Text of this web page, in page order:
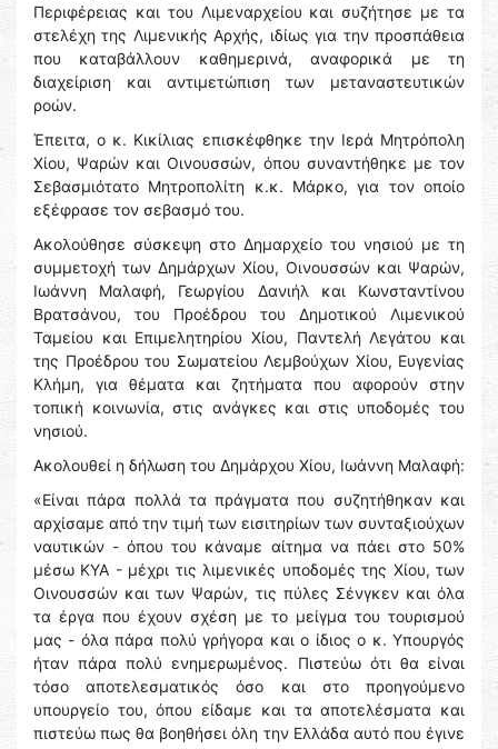
Περιφέρειας και του Λιμεναρχείου και συζήτησε με τα
στελέχη της Λιμενικής Αρχής, ιδίως για την προσπάθεια
που καταβάλλουν καθημερινά, αναφορικά με τη
διαχείριση και αντιμετώπιση των μεταναστευτικών
ροών.
Έπειτα, ο κ. Κικίλιας επισκέφθηκε την Ιερά Μητρόπολη
Χίου, Ψαρών και Οινουσσών, όπου συναντήθηκε με τον
Σεβασμιότατο Μητροπολίτη κ.κ. Μάρκο, για τον οποίο
εξέφρασε τον σεβασμό του.
Ακολούθησε σύσκεψη στο Δημαρχείο του νησιού με τη
συμμετοχή των Δημάρχων Χίου, Οινουσσών και Ψαρών,
Ιωάννη Μαλαφή, Γεωργίου Δανιήλ και Κωνσταντίνου
Βρατσάνου, του Προέδρου του Δημοτικού Λιμενικού
Ταμείου και Επιμελητηρίου Χίου, Παντελή Λεγάτου και
της Προέδρου του Σωματείου Λεμβούχων Χίου, Ευγενίας
Κλήμη, για θέματα και ζητήματα που αφορούν στην
τοπική κοινωνία, στις ανάγκες και στις υποδομές του
νησιού.
Ακολουθεί η δήλωση του Δημάρχου Χίου, Ιωάννη Μαλαφή:
«Είναι πάρα πολλά τα πράγματα που συζητήθηκαν και
αρχίσαμε από την τιμή των εισιτηρίων των συνταξιούχων
ναυτικών - όπου του κάναμε αίτημα να πάει στο 50%
μέσω ΚΥΑ - μέχρι τις λιμενικές υποδομές της Χίου, των
Οινουσσών και των Ψαρών, τις πύλες Σένγκεν και όλα
τα έργα που έχουν σχέση με το μείγμα του τουρισμού
μας - όλα πάρα πολύ γρήγορα και ο ίδιος ο κ. Υπουργός
ήταν πάρα πολύ ενημερωμένος. Πιστεύω ότι θα είναι
τόσο αποτελεσματικός όσο και στο προηγούμενο
υπουργείο του, όπου είδαμε και τα αποτελέσματα και
πιστεύω πως θα βοηθήσει όλη την Ελλάδα αυτό που έγινε